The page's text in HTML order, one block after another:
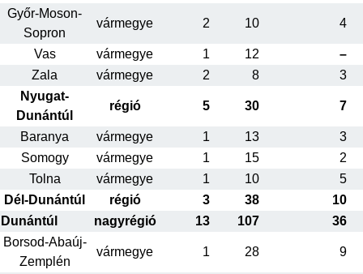
Győr-Moson-
Sopron
vármegye 2 10 4
Vas vármegye 1 12
–
Zala
vármegye 2 8
3
Nyugat-
Dunántúl
régió 5 30 7
Baranya vármegye 1 13
3
Somogy
vármegye 1 15
2
Tolna
vármegye 1 10
5
Dél-Dunántúl
régió 3 38
10
Dunántúl
nagyrégió 13 107
36
Borsod-Abaúj-
Zemplén
vármegye 1 28 9